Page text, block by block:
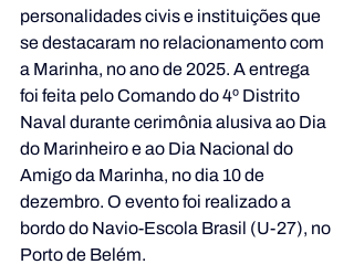
personalidades civis e instituições que
se destacaram no relacionamento com
a Marinha, no ano de 2025. A entrega
foi feita pelo Comando do 4º Distrito
Naval durante cerimônia alusiva ao Dia
do Marinheiro e ao Dia Nacional do
Amigo da Marinha, no dia 10 de
dezembro. O evento foi realizado a
bordo do Navio-Escola Brasil (U-27), no
Porto de Belém.